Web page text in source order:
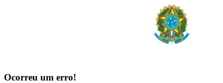
Ocorreu um erro!